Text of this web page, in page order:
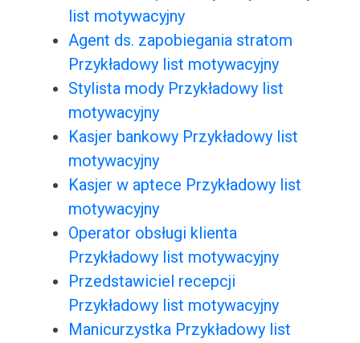
list motywacyjny
Agent ds. zapobiegania stratom
Przykładowy list motywacyjny
Stylista mody Przykładowy list
motywacyjny
Kasjer bankowy Przykładowy list
motywacyjny
Kasjer w aptece Przykładowy list
motywacyjny
Operator obsługi klienta
Przykładowy list motywacyjny
Przedstawiciel recepcji
Przykładowy list motywacyjny
Manicurzystka Przykładowy list